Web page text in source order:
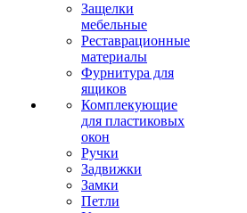
Защелки
мебельные
Реставрационные
материалы
Фурнитура для
ящиков
Комплекующие
для пластиковых
окон
Ручки
Задвижки
Замки
Петли